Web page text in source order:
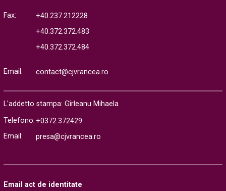
Fax:
+40.237.212228
+40.372.372.483
+40.372.372.484
Email: contact@cjvrancea.ro
L'addetto stampa: Gîrleanu Mihaela
Telefono: +0372.372429
Email:
presa@cjvrancea.ro
Email act de identitate